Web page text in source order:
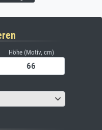
Höhe (Motiv, cm)